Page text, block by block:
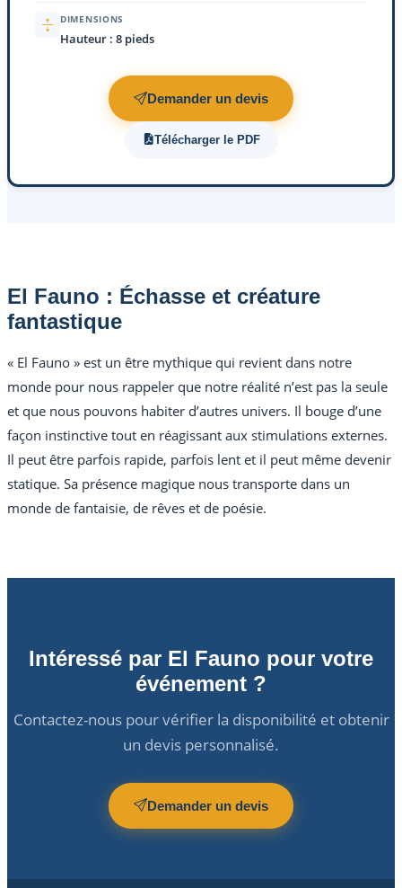
DIMENSIONS
Hauteur : 8 pieds
Demander un devis
Télécharger le PDF
El Fauno : Échasse et créature
fantastique
« El Fauno » est un être mythique qui revient dans notre
monde pour nous rappeler que notre réalité n’est pas la seule
et que nous pouvons habiter d’autres univers. Il bouge d’une
façon instinctive tout en réagissant aux stimulations externes.
Il peut être parfois rapide, parfois lent et il peut même devenir
statique. Sa présence magique nous transporte dans un
monde de fantaisie, de rêves et de poésie.
Intéressé par El Fauno pour votre
événement ?
Contactez-nous pour vérifier la disponibilité et obtenir
un devis personnalisé.
Demander un devis